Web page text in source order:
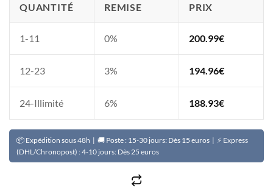
QUANTITÉ REMISE PRIX
1-11 0% 200.99€
12-23 3% 194.96€
24-Illimité 6% 188.93€
📦 Expédition sous 48h | 🚚 Poste : 15-30 jours: Dès 15 euros | ⚡ Express
(DHL/Chronopost) : 4-10 jours: Dès 25 euros